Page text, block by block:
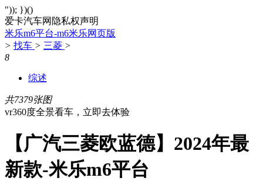
")); })()
爱卡汽车网隐私权声明
米乐m6平台-m6米乐网页版
> 找车 > 三菱 >
8
综述
共7379张图
vr360度全景看车，立即去体验
【广汽三菱欧蓝德】2024年最
新款-米乐m6平台